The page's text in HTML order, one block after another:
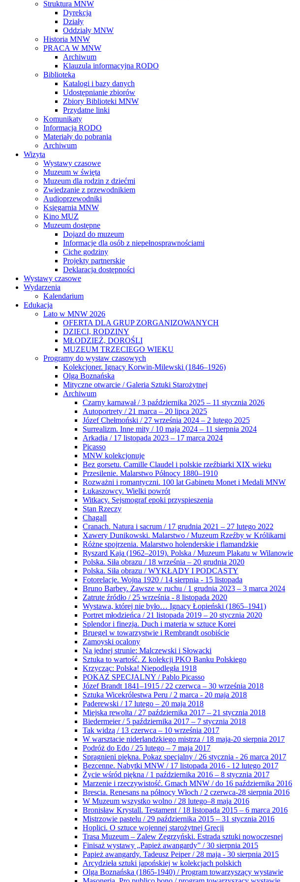
Struktura MNW
Dyrekcja
Działy
Oddziały MNW
Historia MNW
PRACA W MNW
Archiwum
Klauzula informacyjna RODO
Biblioteka
Katalogi i bazy danych
Udostępnianie zbiorów
Zbiory Biblioteki MNW
Przydatne linki
Komunikaty
Informacja RODO
Materiały do pobrania
Archiwum
Wizyta
Wystawy czasowe
Muzeum w święta
Muzeum dla rodzin z dziećmi
Zwiedzanie z przewodnikiem
Audioprzewodniki
Księgarnia MNW
Kino MUZ
Muzeum dostępne
Dojazd do muzeum
Informacje dla osób z niepełnosprawnościami
Ciche godziny
Projekty partnerskie
Deklaracja dostępności
Wystawy czasowe
Wydarzenia
Kalendarium
Edukacja
Lato w MNW 2026
OFERTA DLA GRUP ZORGANIZOWANYCH
DZIECI, RODZINY
MŁODZIEŻ, DOROŚLI
MUZEUM TRZECIEGO WIEKU
Programy do wystaw czasowych
Kolekcjoner. Ignacy Korwin-Milewski (1846–1926)
Olga Boznańska
Mityczne otwarcie / Galeria Sztuki Starożytnej
Archiwum
Czarny karnawał / 3 października 2025 – 11 stycznia 2026
Autoportrety / 21 marca – 20 lipca 2025
Józef Chełmoński / 27 września 2024 – 2 lutego 2025
Surrealizm. Inne mity / 10 maja 2024 – 11 sierpnia 2024
Arkadia / 17 listopada 2023 – 17 marca 2024
Picasso
MNW kolekcjonuje
Bez gorsetu. Camille Claudel i polskie rzeźbiarki XIX wieku
Przesilenie. Malarstwo Północy 1880–1910
Rozważni i romantyczni. 100 lat Gabinetu Monet i Medali MNW
Łukaszowcy. Wielki powrót
Witkacy. Sejsmograf epoki przyspieszenia
Stan Rzeczy
Chagall
Cranach. Natura i sacrum / 17 grudnia 2021 – 27 lutego 2022
Xawery Dunikowski. Malarstwo / Muzeum Rzeźby w Królikarni
Różne spojrzenia. Malarstwo holenderskie i flamandzkie
Ryszard Kaja (1962–2019). Polska / Muzeum Plakatu w Wilanowie
Polska. Siła obrazu / 18 września – 20 grudnia 2020
Polska. Siła obrazu / WYKŁADY I PODCASTY
Fotorelacje. Wojna 1920 / 14 sierpnia - 15 listopada
Bruno Barbey. Zawsze w ruchu / 1 grudnia 2023 – 3 marca 2024
Zatrute źródło / 25 września - 8 listopada 2020
Wystawa, której nie było… Ignacy Łopieński (1865–1941)
Portret młodzieńca / 21 listopada 2019 – 20 stycznia 2020
Splendor i finezja. Duch i materia w sztuce Korei
Bruegel w towarzystwie i Rembrandt osobiście
Zamoyski ocalony
Na jednej strunie: Malczewski i Słowacki
Sztuka to wartość. Z kolekcji PKO Banku Polskiego
Krzycząc: Polska! Niepodległa 1918
POKAZ SPECJALNY / Pablo Picasso
Józef Brandt 1841–1915 / 22 czerwca – 30 września 2018
Sztuka Wicekrólestwa Peru / 2 marca - 20 maja 2018
Paderewski / 17 lutego – 20 maja 2018
Miejska rewolta / 27 października 2017 – 21 stycznia 2018
Biedermeier / 5 października 2017 – 7 stycznia 2018
Tak widzą / 13 czerwca – 10 września 2017
W warsztacie niderlandzkiego mistrza / 18 maja-20 sierpnia 2017
Podróż do Edo / 25 lutego – 7 maja 2017
Spragnieni piękna. Pokaz specjalny / 26 stycznia - 26 marca 2017
Bezcenne. Nabytki MNW / 17 listopada 2016 - 12 lutego 2017
Życie wśród piękna / 1 października 2016 – 8 stycznia 2017
Marzenie i rzeczywistość. Gmach MNW / do 16 października 2016
Brescia. Renesans na północy Włoch / 2 czerwca-28 sierpnia 2016
W Muzeum wszystko wolno / 28 lutego–8 maja 2016
Bronisław Krystall. Testament / 18 listopada 2015 – 6 marca 2016
Mistrzowie pastelu / 29 października 2015 – 31 stycznia 2016
Hoplici. O sztuce wojennej starożytnej Grecji
Trasa Muzeum – Zalew Zegrzyński. Estrada sztuki nowoczesnej
Finisaż wystawy „Papież awangardy” / 30 sierpnia 2015
Papież awangardy. Tadeusz Peiper / 28 maja - 30 sierpnia 2015
Arcydzieła sztuki japońskiej w kolekcjach polskich
Olga Boznańska (1865-1940) / Program towarzyszący wystawie